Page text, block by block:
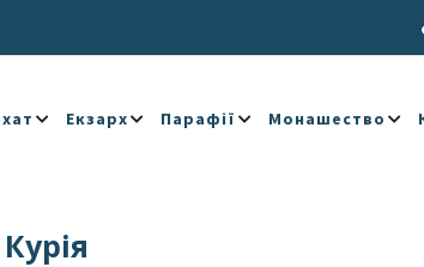
Екзарх Парафії Монашество